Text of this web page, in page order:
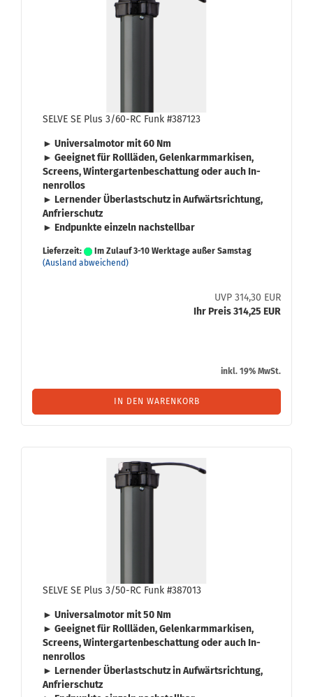
SELVE SE Plus 3/60-RC Funk #387123
► Uni­ver­sal­mo­tor mit60 Nm
► Ge­eig­net für Roll­lä­den,Ge­lenk­arm­mar­ki­sen,
Screens,Win­ter­gar­ten­be­schat­tungoder auch In­
nen­rol­los
► Ler­nen­derÜber­last­schutzin Auf­wärts­rich­tung,
An­frier­schutz
► End­punk­te ein­zeln nach­stell­bar
Lieferzeit:
Im Zulauf 3-10 Werktage außer Samstag
(Ausland abweichend)
UVP 314,30 EUR
Ihr Preis 314,25 EUR
inkl. 19% MwSt.
IN DEN WARENKORB
SELVE SE Plus 3/50-RC Funk #387013
► Uni­ver­sal­mo­tor mit50 Nm
► Ge­eig­net für Roll­lä­den,Ge­lenk­arm­mar­ki­sen,
Screens,Win­ter­gar­ten­be­schat­tungoder auch In­
nen­rol­los
► Ler­nen­derÜber­last­schutzin Auf­wärts­rich­tung,
An­frier­schutz